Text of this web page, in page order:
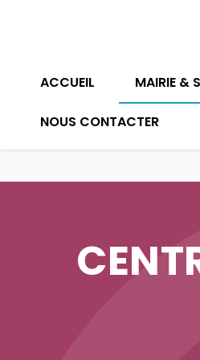
ACCUEIL MAIRIE &
NOUS CONTACTER